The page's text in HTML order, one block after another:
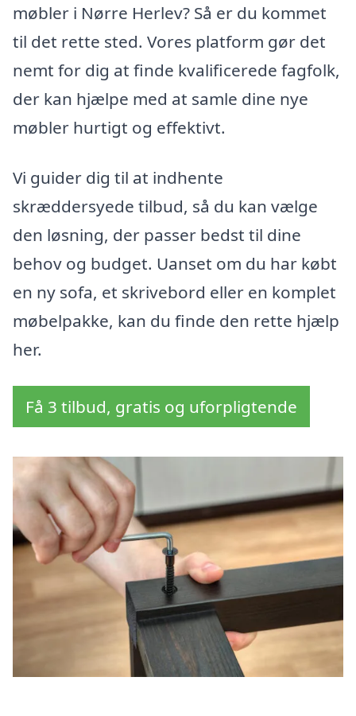
møbler i Nørre Herlev? Så er du kommet
til det rette sted. Vores platform gør det
nemt for dig at finde kvalificerede fagfolk,
der kan hjælpe med at samle dine nye
møbler hurtigt og effektivt.
Vi guider dig til at indhente
skræddersyede tilbud, så du kan vælge
den løsning, der passer bedst til dine
behov og budget. Uanset om du har købt
en ny sofa, et skrivebord eller en komplet
møbelpakke, kan du finde den rette hjælp
her.
Få 3 tilbud, gratis og uforpligtende